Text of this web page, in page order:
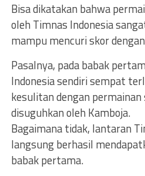
Bisa dikatakan bahwa
oleh Timnas Indonesia
mampu mencuri skor
Pasalnya, pada babak
Indonesia sendiri sempat
kesulitan dengan
disuguhkan oleh Kamboja.
Bagaimana tidak, lantaran
langsung berhasil
babak pertama.